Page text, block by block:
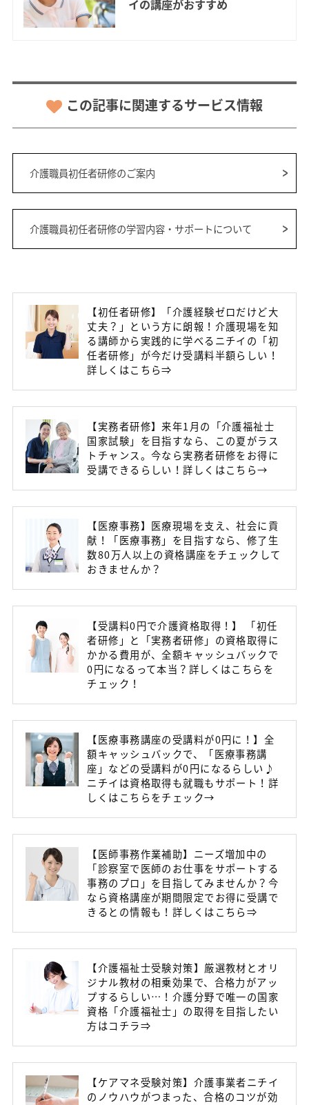
イの講座がおすすめ
この記事に関連するサービス情報
介護職員初任者研修のご案内
介護職員初任者研修の学習内容・サポートについて
【初任者研修】「介護経験ゼロだけど大
丈夫？」という方に朗報！介護現場を知
る講師から実践的に学べるニチイの「初
任者研修」が今だけ受講料半額らしい！
詳しくはこちら⇒
【実務者研修】来年1月の「介護福祉士
国家試験」を目指すなら、この夏がラス
トチャンス。今なら実務者研修をお得に
受講できるらしい！詳しくはこちら→
【医療事務】医療現場を支え、社会に貢
献！「医療事務」を目指すなら、修了生
数80万人以上の資格講座をチェックして
おきませんか？
【受講料0円で介護資格取得！】 「初任
者研修」と「実務者研修」の資格取得に
かかる費用が、全額キャッシュバックで
0円になるって本当？詳しくはこちらを
チェック！
【医療事務講座の受講料が0円に！】全
額キャッシュバックで、「医療事務講
座」などの受講料が0円になるらしい♪
ニチイは資格取得も就職もサポート！詳
しくはこちらをチェック→
【医師事務作業補助】ニーズ増加中の
「診察室で医師のお仕事をサポートする
事務のプロ」を目指してみませんか？今
なら資格講座が期間限定でお得に受講で
きるとの情報も！詳しくはこちら⇒
【介護福祉士受験対策】厳選教材とオリ
ジナル教材の相乗効果で、合格力がアッ
プするらしい…！介護分野で唯一の国家
資格「介護福祉士」の取得を目指したい
方はコチラ⇒
【ケアマネ受験対策】介護事業者ニチイ
のノウハウがつまった、合格のコツが効